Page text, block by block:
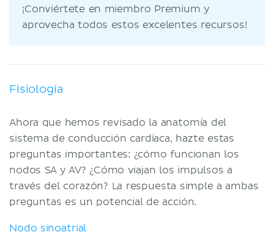
¡Conviértete en miembro Premium y
aprovecha todos estos excelentes recursos!
Fisiología
Ahora que hemos revisado la anatomía del
sistema de conducción cardíaca, hazte estas
preguntas importantes: ¿cómo funcionan los
nodos SA y AV? ¿Cómo viajan los impulsos a
través del corazón? La respuesta simple a ambas
preguntas es un potencial de acción.
Nodo sinoatrial